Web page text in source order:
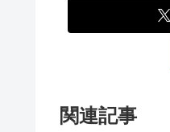
関連記事